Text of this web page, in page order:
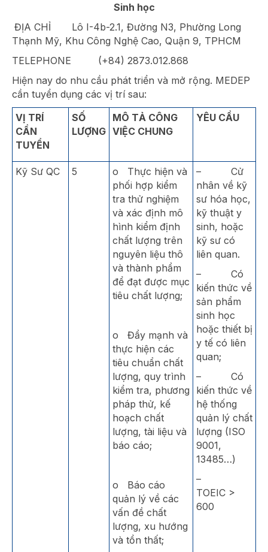
Sinh học
ĐỊA CHỈ Lô I-4b-2.1, Đường N3, Phường Long
Thạnh Mỹ, Khu Công Nghệ Cao, Quận 9, TPHCM
TELEPHONE (+84) 2873.012.868
Hiện nay do nhu cầu phát triển và mở rộng. MEDEP
cần tuyển dụng các vị trí sau:
VỊ TRÍ
CẦN
TUYỂN
SỐ
LƯỢNG
MÔ TẢ CÔNG
VIỆC CHUNG
YÊU CẦU
Kỹ Sư QC 5
o Thực hiện và
phối hợp kiểm
tra thử nghiệm
và xác định mô
hình kiểm định
chất lượng trên
nguyên liệu thô
và thành phẩm
để đạt được mục
tiêu chất lượng;
o Đẩy mạnh và
thực hiện các
tiêu chuẩn chất
lượng, quy trình
kiểm tra, phương
pháp thử, kế
hoạch chất
lượng, tài liệu và
báo cáo;
o Báo cáo
quản lý về các
vấn đề chất
lượng, xu hướng
và tổn thất;
– Cử
nhân về kỹ
sư hóa học,
kỹ thuật y
sinh, hoặc
kỹ sư có
liên quan.
– Có
kiến thức về
sản phẩm
sinh học
hoặc thiết bị
y tế có liên
quan;
– Có
kiến thức về
hệ thống
quản lý chất
lượng (ISO
9001,
13485…)
–
TOEIC >
600